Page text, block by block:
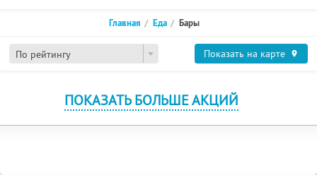
По рейтингу
Главная Еда Бары
Показать на карте
ПОКАЗАТЬ БОЛЬШЕ АКЦИЙ